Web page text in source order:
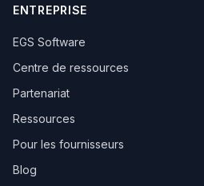
ENTREPRISE
EGS Software
Centre de ressources
Partenariat
Ressources
Pour les fournisseurs
Blog